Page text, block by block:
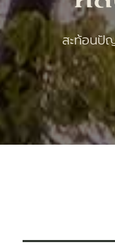
สะท้อนปั